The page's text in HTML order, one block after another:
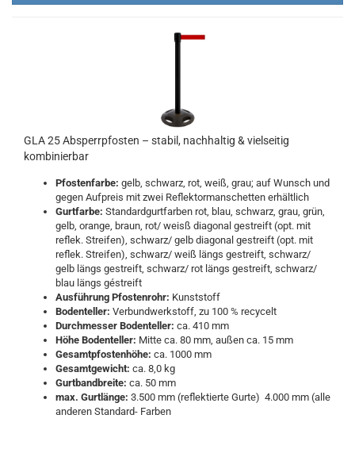
GLA 25 Absperrpfosten – stabil, nachhaltig & vielseitig
kombinierbar
Pfostenfarbe: gelb, schwarz, rot, weiß, grau; auf Wunsch und
gegen Aufpreis mit zwei Reflektormanschetten erhältlich
Gurtfarbe: Standardgurtfarben rot, blau, schwarz, grau, grün,
gelb, orange, braun, rot/ weisß diagonal gestreift (opt. mit
reflek. Streifen), schwarz/ gelb diagonal gestreift (opt. mit
reflek. Streifen), schwarz/ weiß längs gestreift, schwarz/
gelb längs gestreift, schwarz/ rot längs gestreift, schwarz/
blau längs géstreift
Ausführung Pfostenrohr: Kunststoff
Bodenteller: Verbundwerkstoff, zu 100 % recycelt
Durchmesser Bodenteller: ca. 410 mm
Höhe Bodenteller: Mitte ca. 80 mm, außen ca. 15 mm
Gesamtpfostenhöhe: ca. 1000 mm
Gesamtgewicht: ca. 8,0 kg
Gurtbandbreite: ca. 50 mm
max. Gurtlänge: 3.500 mm (reflektierte Gurte) 4.000 mm (alle
anderen Standard- Farben